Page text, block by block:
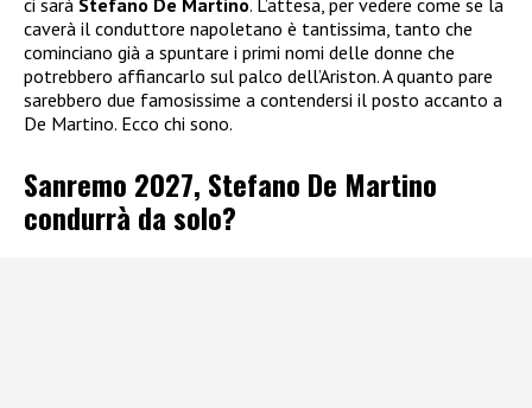
ci sarà Stefano De Martino. L’attesa, per vedere come se la
caverà il conduttore napoletano è tantissima, tanto che
cominciano già a spuntare i primi nomi delle donne che
potrebbero affiancarlo sul palco dell’Ariston. A quanto pare
sarebbero due famosissime a contendersi il posto accanto a
De Martino. Ecco chi sono.
Sanremo 2027, Stefano De Martino
condurrà da solo?